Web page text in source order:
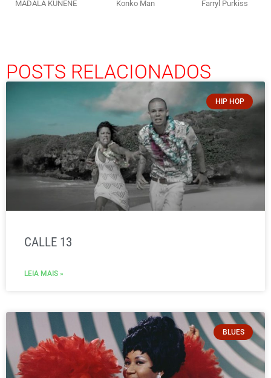
MADALA KUNENE
Konko Man
Farryl Purkiss
POSTS RELACIONADOS
HIP HOP
CALLE 13
LEIA MAIS »
BLUES